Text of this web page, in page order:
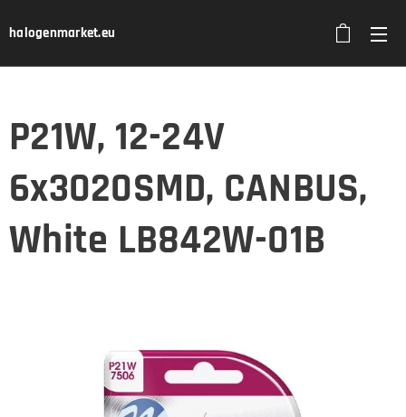
halogenmarket.eu
P21W, 12-24V
6x3020SMD, CANBUS,
White LB842W-01B